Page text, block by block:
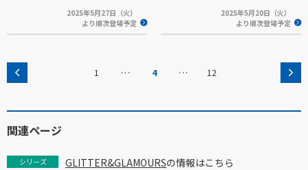
2025年5月27日（火）
より順次登場予定
2025年5月20日（火）
より順次登場予定
1 … 4 … 12
関連ページ
シリーズ GLITTER&GLAMOURSの情報はこちら